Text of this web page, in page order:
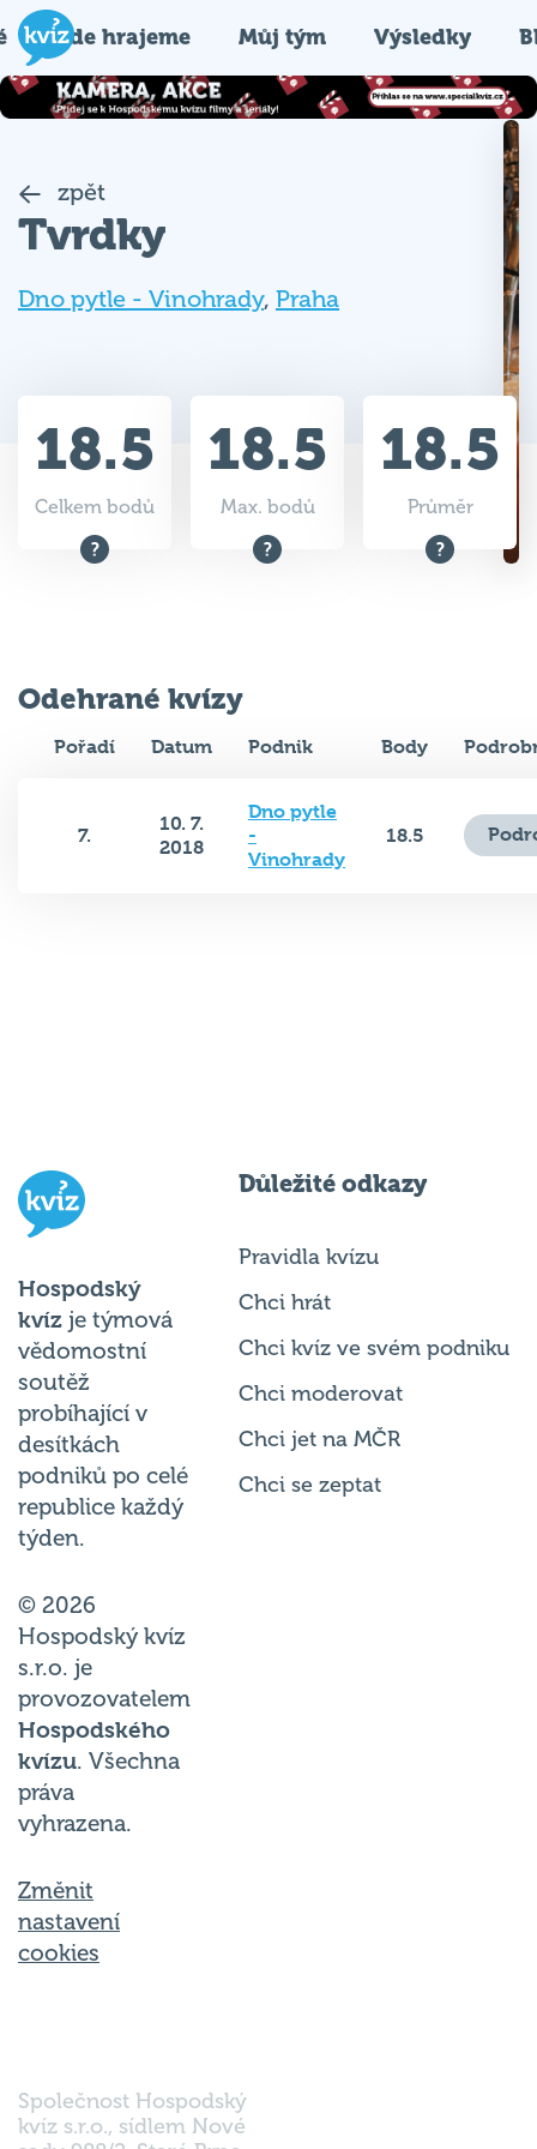
Kde hrajeme Můj tým Výsledky
zpět
Tvrdky
Dno pytle - Vinohrady, Praha
18.5
Celkem bodů
18.5
Max. bodů
18.5
Průměr
Odehrané kvízy
Pořadí Datum Podnik Body
7.
10. 7.
2018
Dno pytle
-
Vinohrady
18.5
Hospodský
kvíz je týmová
vědomostní
soutěž
probíhající v
desítkách
podniků po celé
republice každý
týden.
© 2026
Hospodský kvíz
s.r.o. je
provozovatelem
Hospodského
kvízu. Všechna
práva
vyhrazena.
Změnit
nastavení
cookies
Důležité odkazy
Pravidla kvízu
Chci hrát
Chci kvíz ve svém podniku
Chci moderovat
Chci jet na MČR
Chci se zeptat
Společnost Hospodský
kvíz s.r.o., sídlem Nové